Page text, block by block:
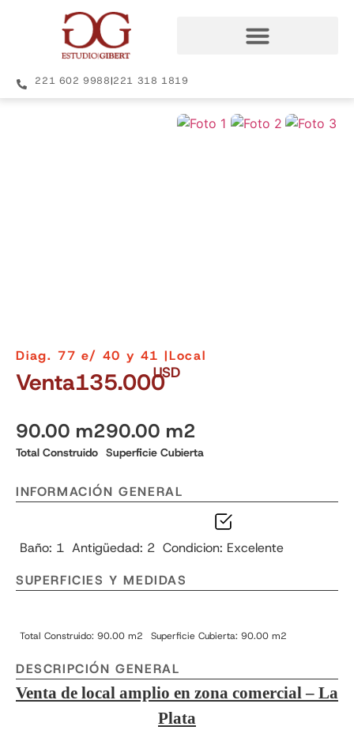
221 602 9988|221 318 1819
Diag. 77 e/ 40 y 41 |Local
Venta135.000USD
90.00 m2
Total Construido
90.00 m2
Superficie Cubierta
INFORMACIÓN GENERAL
Baño: 1 Antigüedad: 2 Condicion: Excelente
SUPERFICIES Y MEDIDAS
Total Construido: 90.00 m2 Superficie Cubierta: 90.00 m2
DESCRIPCIÓN GENERAL
Venta de local amplio en zona comercial – La
Plata